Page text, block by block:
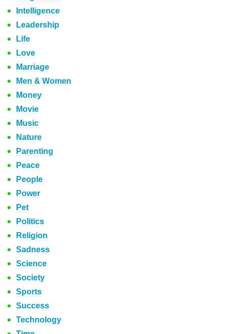
Intelligence
Leadership
Life
Love
Marriage
Men & Women
Money
Movie
Music
Nature
Parenting
Peace
People
Power
Pet
Politics
Religion
Sadness
Science
Society
Sports
Success
Technology